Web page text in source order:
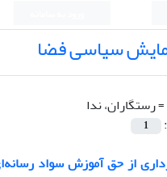
سیاسی فضا
رستگاران، ندا
1
از حق آموزش سواد